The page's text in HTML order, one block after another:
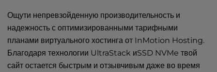
Ощути непревзойденную производительность и
надежность с оптимизированными тарифными
планами виртуального хостинга от InMotion Hosting.
Благодаря технологии UltraStack иSSD NVMe твой
сайт остается быстрым и отзывчивым даже во время